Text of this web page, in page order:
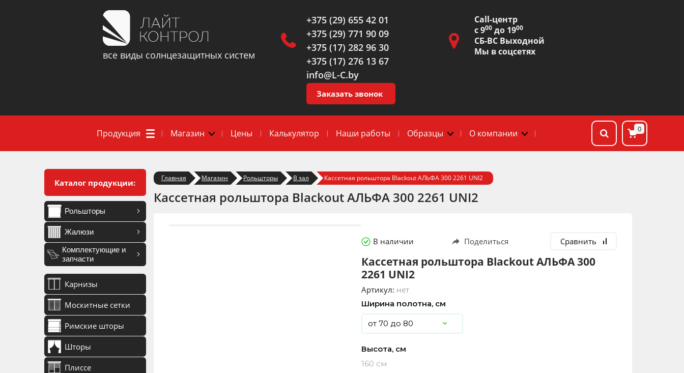
все виды солнцезащитных систем
+375 (29) 655 42 01
+375 (29) 771 90 09
+375 (17) 282 96 30
+375 (17) 276 13 67
info@L-C.by
Заказать звонок
Сall-центр
с 900 до 1900
СБ-ВС Выходной
Мы в соцсетях
Продукция Магазин Цены Калькулятор Наши работы Образцы О компании 0
Каталог продукции:
Рольшторы
Жалюзи
Комплектующие и
запчасти
Карнизы
Москитные сетки
Римские шторы
Шторы
Плиссе
Главная Магазин Рольшторы В зал Кассетная рольштора Blackout АЛЬФА 300 2261 UNI2
Кассетная рольштора Blackout АЛЬФА 300 2261 UNI2
В наличии Поделиться Сравнить
Кассетная рольштора Blackout АЛЬФА 300
2261 UNI2
Артикул: нет
Ширина полотна, см
Высота, см
160 см